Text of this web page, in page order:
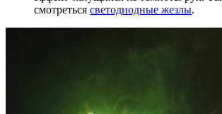
смотреться светодиодные жезлы.